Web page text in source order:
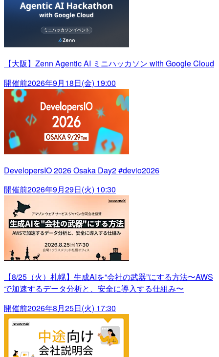
【大阪】Zenn Agentic AI ミニハッカソン with Google Cloud
開催前2026年9月18日(金) 19:00
DevelopersIO 2026 Osaka Day2 #devio2026
開催前2026年9月29日(火) 10:30
【8/25（火）札幌】生成AIを“会社の武器”にする方法〜AWS
で加速するデータ分析と、安全に導入する仕組み〜
開催前2026年8月25日(火) 17:30